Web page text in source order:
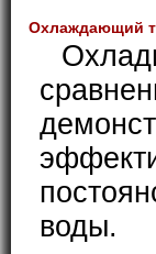
Охлаждающий
воды.